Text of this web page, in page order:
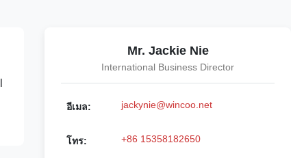
Mr. Jackie Nie
International Business Director
อีเมล: jackynie@wincoo.net
โทร: +86 15358182650